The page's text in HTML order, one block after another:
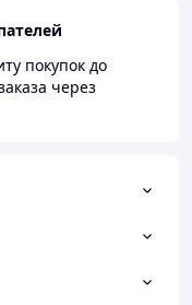
покупок до
через